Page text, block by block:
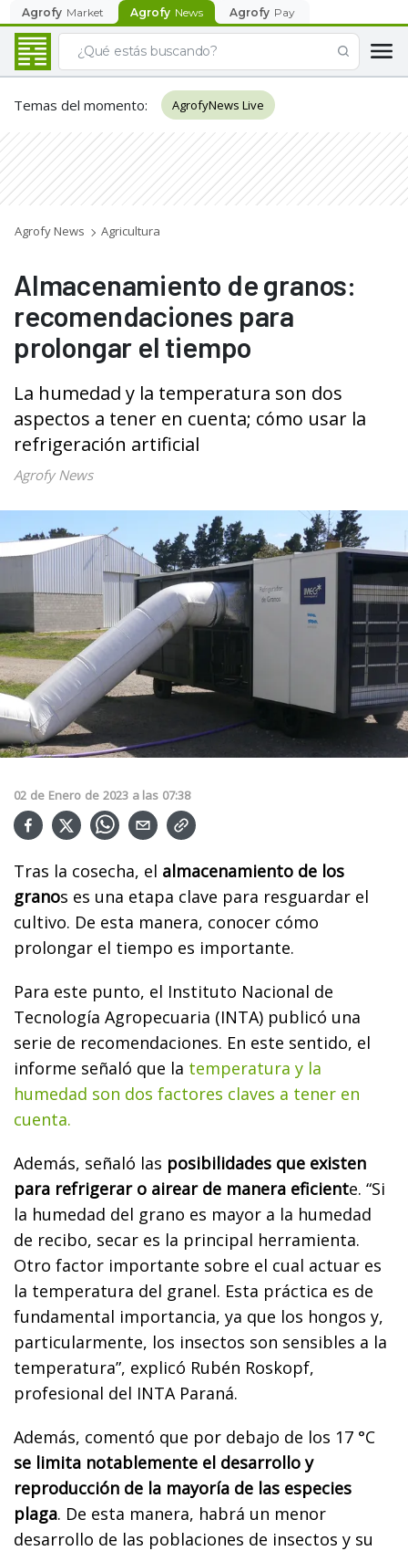
Agrofy Market Agrofy News Agrofy Pay
Temas del momento: AgrofyNews Live
Agrofy News Agricultura
Almacenamiento de granos:
recomendaciones para
prolongar el tiempo
La humedad y la temperatura son dos
aspectos a tener en cuenta; cómo usar la
refrigeración artificial
Agrofy News
02 de Enero de 2023 a las 07:38
Tras la cosecha, el almacenamiento de los
granos es una etapa clave para resguardar el
cultivo. De esta manera, conocer cómo
prolongar el tiempo es importante.
Para este punto, el Instituto Nacional de
Tecnología Agropecuaria (INTA) publicó una
serie de recomendaciones. En este sentido, el
informe señaló que la temperatura y la
humedad son dos factores claves a tener en
cuenta.
Además, señaló las posibilidades que existen
para refrigerar o airear de manera eficiente. “Si
la humedad del grano es mayor a la humedad
de recibo, secar es la principal herramienta.
Otro factor importante sobre el cual actuar es
la temperatura del granel. Esta práctica es de
fundamental importancia, ya que los hongos y,
particularmente, los insectos son sensibles a la
temperatura”, explicó Rubén Roskopf,
profesional del INTA Paraná.
Además, comentó que por debajo de los 17 °C
se limita notablemente el desarrollo y
reproducción de la mayoría de las especies
plaga. De esta manera, habrá un menor
desarrollo de las poblaciones de insectos y su